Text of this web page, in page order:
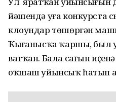
йәшендә уға конкурста
клоундар төшөргән
Ҡыҙғанысҡа ҡаршы,
ватҡан. Бала сағын
оҡшаш уйынсыҡ һатып